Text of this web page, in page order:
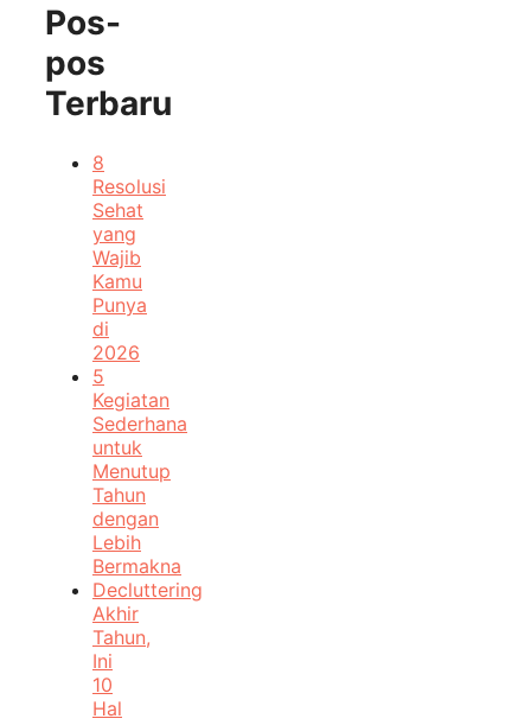
Pos-
pos
Terbaru
8
Resolusi
Sehat
yang
Wajib
Kamu
Punya
di
2026
5
Kegiatan
Sederhana
untuk
Menutup
Tahun
dengan
Lebih
Bermakna
Decluttering
Akhir
Tahun,
Ini
10
Hal